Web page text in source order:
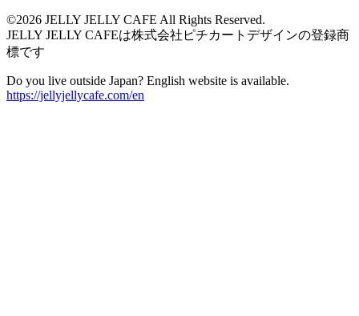
©2026 JELLY JELLY CAFE All Rights Reserved.
JELLY JELLY CAFEは株式会社ピチカートデザインの登録商
標です
Do you live outside Japan? English website is available.
https://jellyjellycafe.com/en